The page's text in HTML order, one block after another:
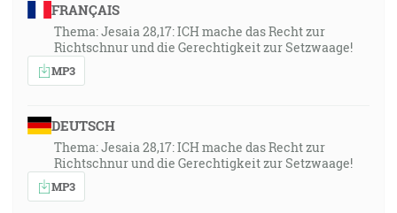
FRANÇAIS
Thema: Jesaia 28,17: ICH mache das Recht zur
Richtschnur und die Gerechtigkeit zur Setzwaage!
MP3
DEUTSCH
Thema: Jesaia 28,17: ICH mache das Recht zur
Richtschnur und die Gerechtigkeit zur Setzwaage!
MP3